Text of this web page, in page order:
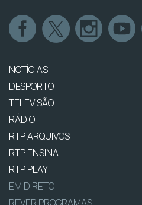
NOTÍCIAS
DESPORTO
TELEVISÃO
RÁDIO
RTP ARQUIVOS
RTP ENSINA
RTP PLAY
EM DIRETO